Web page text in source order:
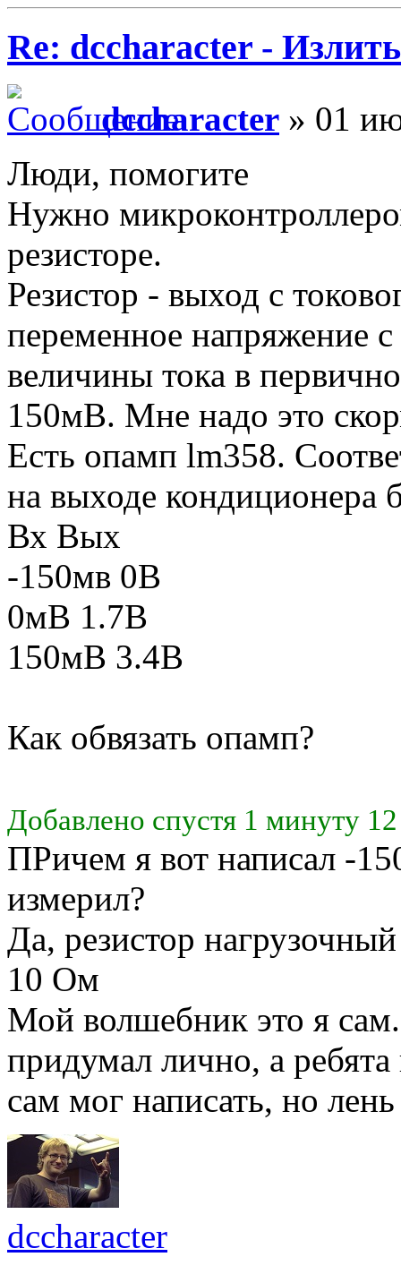
Re: dccharacter -
dccharacter » 01
Люди, помогите
Нужно
резисторе.
Резистор - выход с
переменное напряжение
величины тока в
150мВ. Мне надо это
Есть опамп lm358.
на выходе
Вх Вых
-150мв 0В
0мВ 1.7В
150мВ 3.4В
Как обвязать опамп?
Добавлено спустя 1 минуту
ПРичем я вот написал -
измерил?
Да, резистор
10 Ом
Мой волшебник это я
придумал лично, а
сам мог написать, но
dccharacter